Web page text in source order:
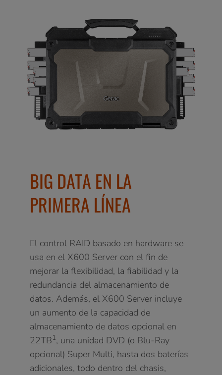
BIG DATA EN LA
PRIMERA LÍNEA
El control RAID basado en hardware se
usa en el X600 Server con el fin de
mejorar la flexibilidad, la fiabilidad y la
redundancia del almacenamiento de
datos. Además, el X600 Server incluye
un aumento de la capacidad de
almacenamiento de datos opcional en
22TB1, una unidad DVD (o Blu-Ray
opcional) Super Multi, hasta dos baterías
adicionales, todo dentro del chasis,